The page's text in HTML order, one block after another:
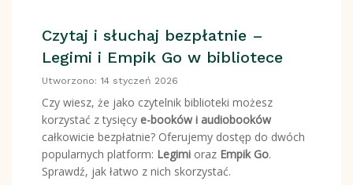
Czytaj i słuchaj bezpłatnie –
Legimi i Empik Go w bibliotece
Utworzono: 14 styczeń 2026
Czy wiesz, że jako czytelnik biblioteki możesz
korzystać z tysięcy e-booków i audiobooków
całkowicie bezpłatnie? Oferujemy dostęp do dwóch
popularnych platform: Legimioraz Empik Go.
Sprawdź, jak łatwo z nich skorzystać.